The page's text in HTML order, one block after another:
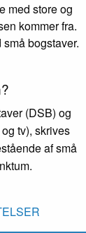
med store og
kommer fra.
bogstaver.
(DSB) og
tv), skrives
af små